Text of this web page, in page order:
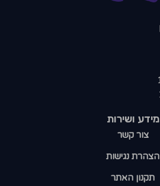
מידע ושירות
צור קשר
הצהרת נגישות
תקנון האתר